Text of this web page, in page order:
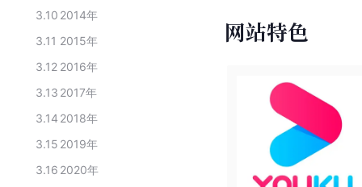
3.10 2014年
3.11 2015年
3.12 2016年
3.13 2017年
3.14 2018年
3.15 2019年
3.16 2020年
网站特色